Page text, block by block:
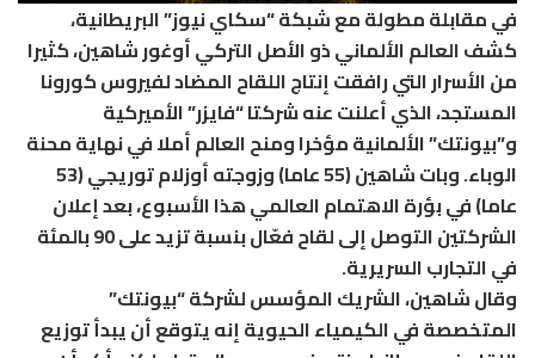
في مقابلة مطولة مع شبكة “سكاي نيوز” البريطانية،
كشف العالم الألماني ذو الأصل التركي أوغور شاهين، كثيرا
من الأسرار التي رافقت إنتاج اللقاح المضاد لفيروس كورونا
المستجد، الذي أعلنت عنه شركتا “فايزر” الأميركية
و”بيونتك” الألمانية مؤخرا ومنح العالم أملا في نهاية محنة
الوباء. وبات شاهين (55 عاما) وزوجته أوزلام توريجي (53
عاما) في بؤرة الاهتمام العالمي هذا الأسبوع، بعد إعلان
الشركتين التوصل إلى لقاح فعّال بنسبة تزيد على 90 بالمئة
في التجارب السريرية.
وقال شاهين، الشريك المؤسس لشركة “بيونتك”
المتخصصة في الكيمياء الحيوية إنه يتوقع أن يبدأ توزيع